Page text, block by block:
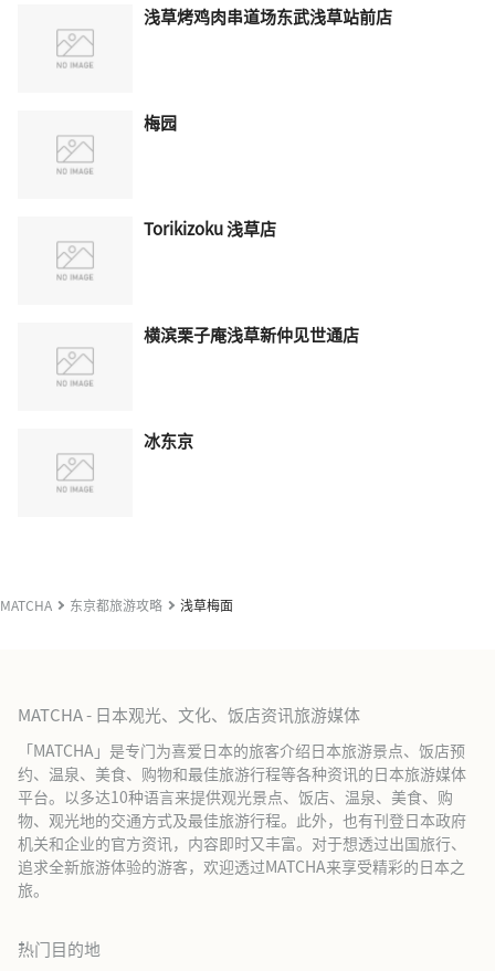
浅草烤鸡肉串道场东武浅草站前店
梅园
Torikizoku 浅草店
横滨栗子庵浅草新仲见世通店
冰东京
MATCHA 东京都旅游攻略 浅草梅面
MATCHA - 日本观光、文化、饭店资讯旅游媒体
「MATCHA」是专门为喜爱日本的旅客介绍日本旅游景点、饭店预
约、温泉、美食、购物和最佳旅游行程等各种资讯的日本旅游媒体
平台。以多达10种语言来提供观光景点、饭店、温泉、美食、购
物、观光地的交通方式及最佳旅游行程。此外，也有刊登日本政府
机关和企业的官方资讯，内容即时又丰富。对于想透过出国旅行、
追求全新旅游体验的游客，欢迎透过MATCHA来享受精彩的日本之
旅。
热门目的地